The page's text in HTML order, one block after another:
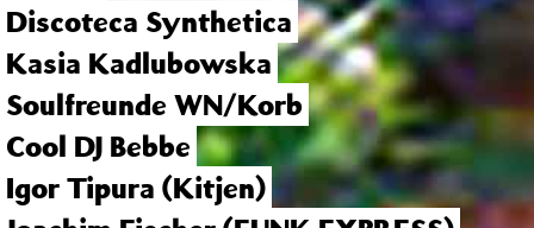
Discoteca Synthetica
Kasia Kadlubowska
Soulfreunde WN/Korb
Cool DJ Bebbe
Igor Tipura (Kitjen)